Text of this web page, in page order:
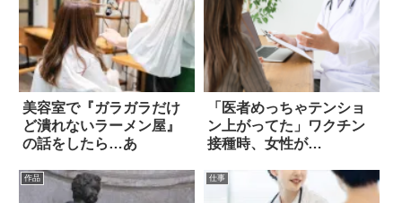
美容室で『ガラガラだけ
ど潰れないラーメン屋』
の話をしたら…あ
「医者めっちゃテンショ
ン上がってた」ワクチン
接種時、女性が…
作品 仕事